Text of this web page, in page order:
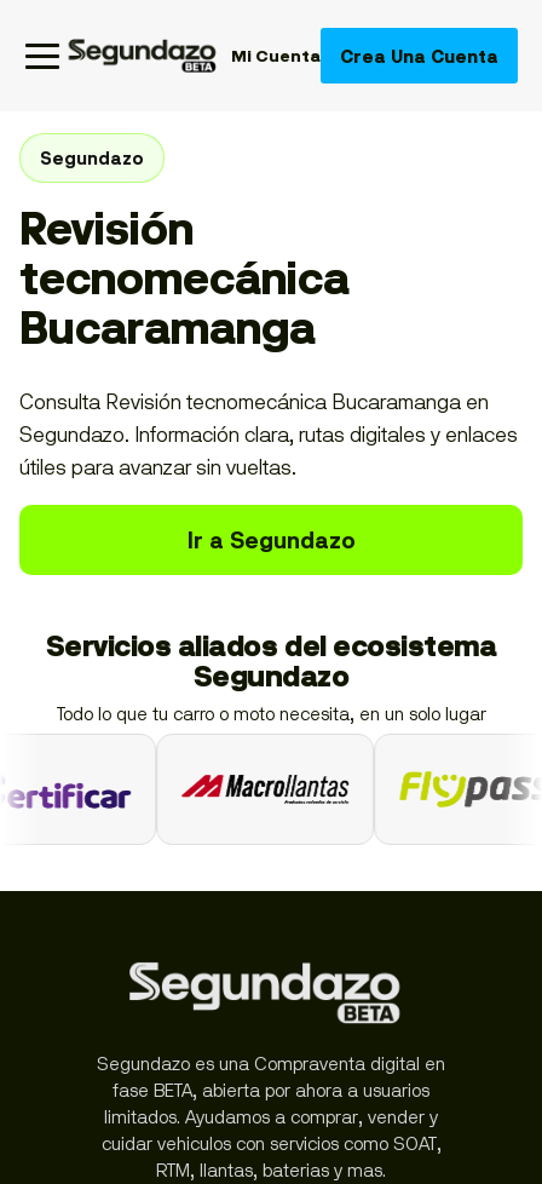
Mi Cuenta Crea Una Cuenta
Segundazo
Revisión
tecnomecánica
Bucaramanga
Consulta Revisión tecnomecánica Bucaramanga en
Segundazo. Información clara, rutas digitales y enlaces
útiles para avanzar sin vueltas.
Ir a Segundazo
Servicios aliados del ecosistema
Segundazo
Todo lo que tu carro o moto necesita, en un solo lugar
Segundazo es una Compraventa digital en
fase BETA, abierta por ahora a usuarios
limitados. Ayudamos a comprar, vender y
cuidar vehiculos con servicios como SOAT,
RTM, llantas, baterias y mas.